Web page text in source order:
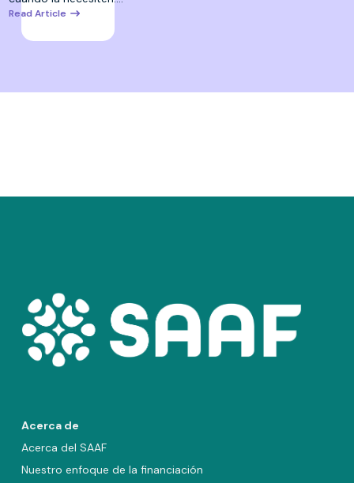
Read Article
Acerca de
Acerca del SAAF
Nuestro enfoque de la financiación